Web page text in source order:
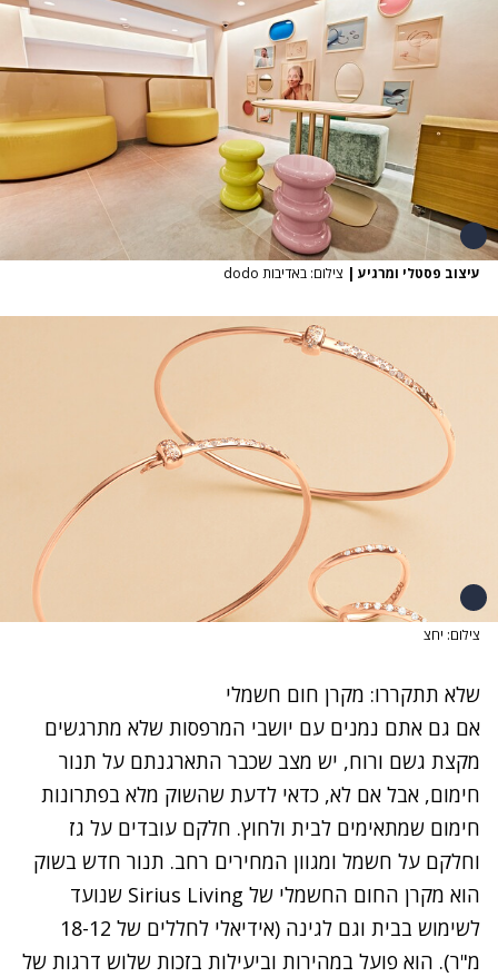
עיצוב פסטלי ומרגיע | צילום: באדיבות dodo
צילום: יחצ
שלא תתקררו: מקרן חום חשמלי
אם גם אתם נמנים עם יושבי המרפסות שלא מתרגשים
מקצת גשם ורוח, יש מצב שכבר התארגנתם על תנור
חימום, אבל אם לא, כדאי לדעת שהשוק מלא בפתרונות
חימום שמתאימים לבית ולחוץ. חלקם עובדים על גז
וחלקם על חשמל ומגוון המחירים רחב. תנור חדש בשוק
הוא מקרן החום החשמלי של Sirius Living שנועד
לשימוש בבית וגם לגינה (אידיאלי לחללים של 18-12
מ"ר). הוא פועל במהירות וביעילות בזכות שלוש דרגות של